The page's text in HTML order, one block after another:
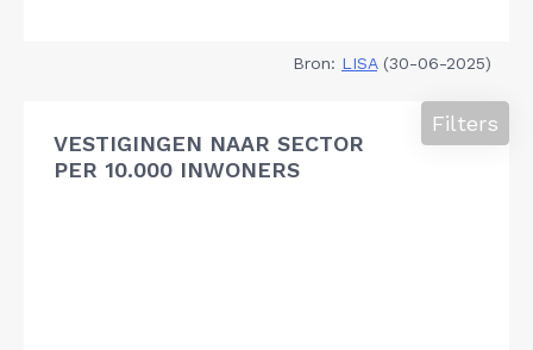
Bron: LISA(30-06-2025)
VESTIGINGEN NAAR SECTOR
PER 10.000 INWONERS
Filters